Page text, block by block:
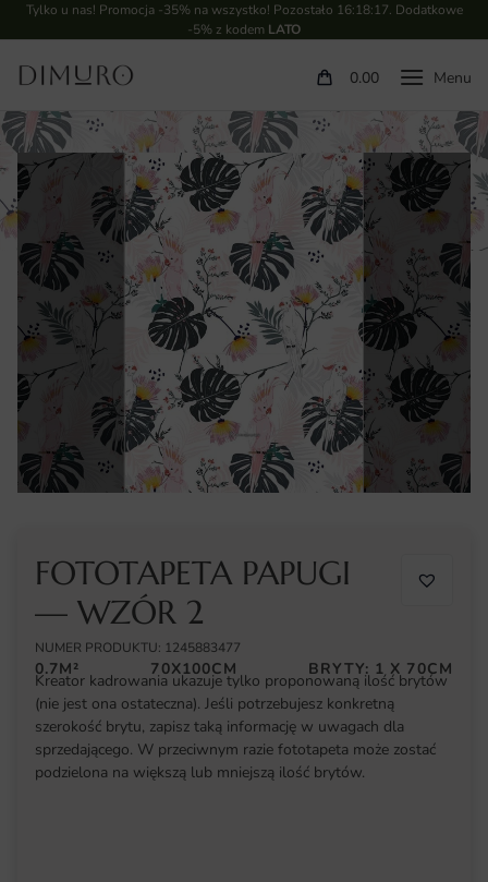
Tylko u nas! Promocja -35% na wszystko! Pozostało 16:18:16. Dodatkowe
-5% z kodem LATO
0.00
FOTOTAPETA PAPUGI
— WZÓR 2
NUMER PRODUKTU: 1245883477
0.7M² 70X100CM BRYTY: 1 X 70CM
Kreator kadrowania ukazuje tylko proponowaną ilość brytów
(nie jest ona ostateczna). Jeśli potrzebujesz konkretną
szerokość brytu, zapisz taką informację w uwagach dla
sprzedającego. W przeciwnym razie fototapeta może zostać
podzielona na większą lub mniejszą ilość brytów.